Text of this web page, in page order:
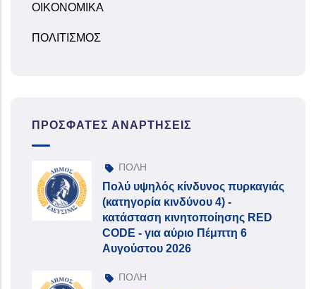
ΟΙΚΟΝΟΜΙΚΑ
ΠΟΛΙΤΙΣΜΟΣ
ΠΡΌΣΦΑΤΕΣ ΑΝΑΡΤΉΣΕΙΣ
ΠΟΛΗ
Πολύ υψηλός κίνδυνος πυρκαγιάς
(κατηγορία κινδύνου 4) -
κατάσταση κινητοποίησης RED
CODE - για αύριο Πέμπτη 6
Αυγούστου 2026
ΠΟΛΗ